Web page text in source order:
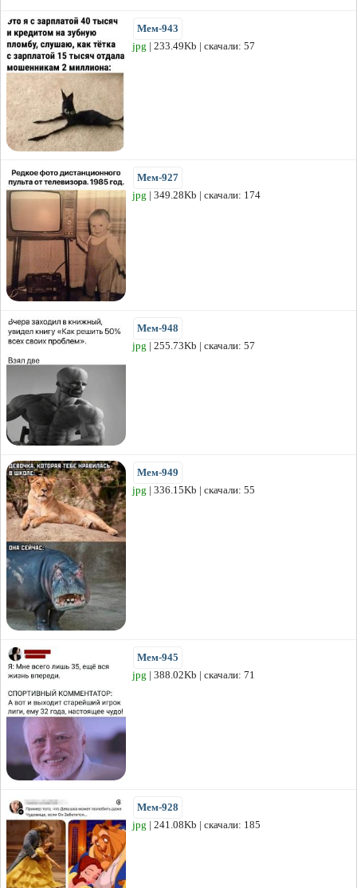
Мем-943
jpg | 233.49Kb | скачали: 57
Мем-927
jpg | 349.28Kb | скачали: 174
Мем-948
jpg | 255.73Kb | скачали: 57
Мем-949
jpg | 336.15Kb | скачали: 55
Мем-945
jpg | 388.02Kb | скачали: 71
Мем-928
jpg | 241.08Kb | скачали: 185